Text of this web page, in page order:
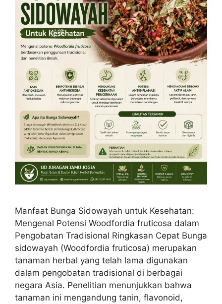
Manfaat Bunga Sidowayah untuk Kesehatan:
Mengenal Potensi Woodfordia fruticosa dalam
Pengobatan Tradisional Ringkasan Cepat Bunga
sidowayah (Woodfordia fruticosa) merupakan
tanaman herbal yang telah lama digunakan
dalam pengobatan tradisional di berbagai
negara Asia. Penelitian menunjukkan bahwa
tanaman ini mengandung tanin, flavonoid,